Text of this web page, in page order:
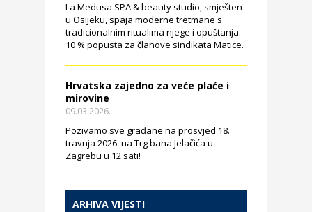
La Medusa SPA & beauty studio, smješten
u Osijeku, spaja moderne tretmane s
tradicionalnim ritualima njege i opuštanja.
10 % popusta za članove sindikata Matice.
Hrvatska zajedno za veće plaće i
mirovine
09.03.2026.
Pozivamo sve građane na prosvjed 18.
travnja 2026. na Trg bana Jelačića u
Zagrebu u 12 sati!
ARHIVA VIJESTI